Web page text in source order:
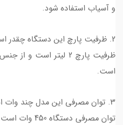
و آسیاب استفاده شود.
2. ظرفیت پارچ این دستگاه چقدر است؟
ظرفیت پارچ 2 لیتر
است.
3. توان مصرفی این مدل چند وات است؟
توان مصرفی